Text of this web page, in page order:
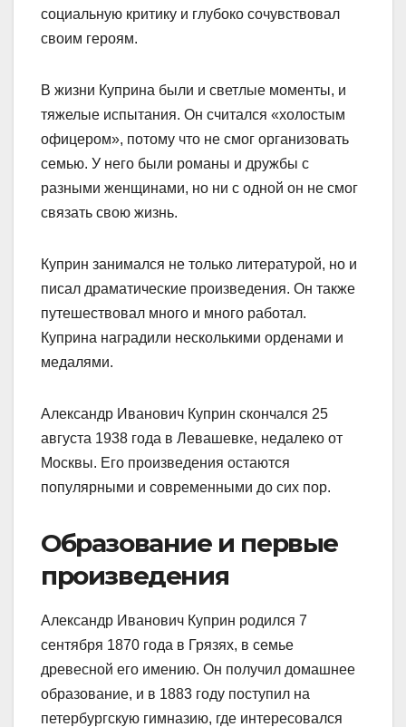
социальную критику и глубоко сочувствовал
своим героям.
В жизни Куприна были и светлые моменты, и
тяжелые испытания. Он считался «холостым
офицером», потому что не смог организовать
семью. У него были романы и дружбы с
разными женщинами, но ни с одной он не смог
связать свою жизнь.
Куприн занимался не только литературой, но и
писал драматические произведения. Он также
путешествовал много и много работал.
Куприна наградили несколькими орденами и
медалями.
Александр Иванович Куприн скончался 25
августа 1938 года в Левашевке, недалеко от
Москвы. Его произведения остаются
популярными и современными до сих пор.
Образование и первые
произведения
Александр Иванович Куприн родился 7
сентября 1870 года в Грязях, в семье
древесной его имению. Он получил домашнее
образование, и в 1883 году поступил на
петербургскую гимназию, где интересовался